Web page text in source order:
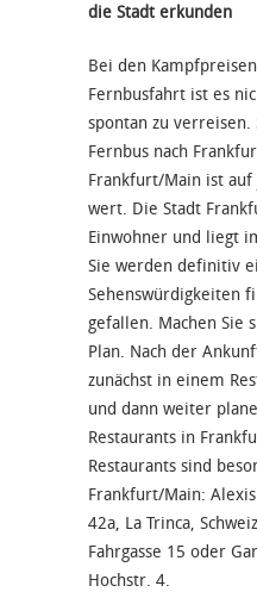
die Stadt erkunden
Bei den
Fernbusfahrt ist es
spontan zu
Fernbus nach
Frankfurt/Main ist auf
wert. Die Stadt
Einwohner und liegt
Sie werden definitiv
Sehenswürdigkeiten
gefallen. Machen Sie
Plan. Nach der
zunächst in einem
und dann weiter
Restaurants in
Restaurants sind
Frankfurt/Main:
42a, La Trinca,
Fahrgasse 15 oder
Hochstr. 4.